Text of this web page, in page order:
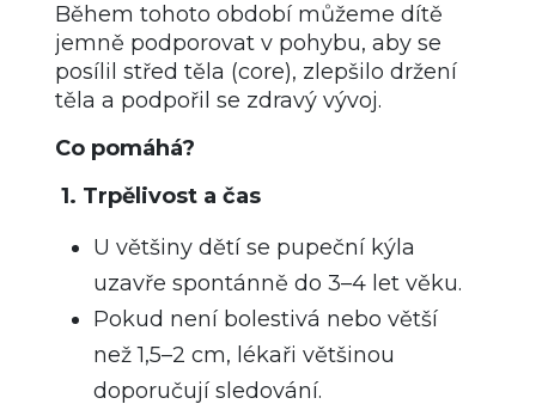
Během tohoto období můžeme dítě
jemně podporovat v pohybu, aby se
posílil střed těla (core), zlepšilo držení
těla a podpořil se zdravý vývoj.
Co pomáhá?
1. Trpělivost a čas
U většiny dětí se pupeční kýla
uzavře spontánně do 3–4 let věku.
Pokud není bolestivá nebo větší
než 1,5–2 cm, lékaři většinou
doporučují sledování.